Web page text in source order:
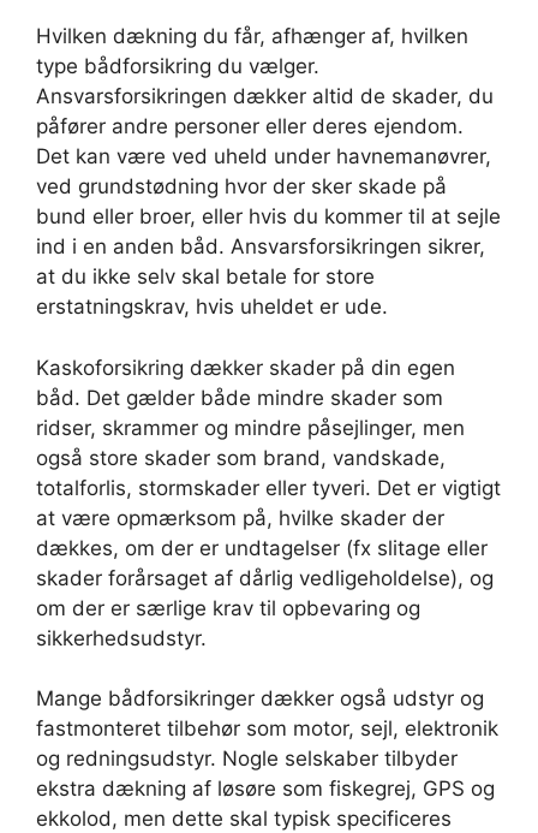
Hvilken dækning du får, afhænger af, hvilken
type bådforsikring du vælger.
Ansvarsforsikringen dækker altid de skader, du
påfører andre personer eller deres ejendom.
Det kan være ved uheld under havnemanøvrer,
ved grundstødning hvor der sker skade på
bund eller broer, eller hvis du kommer til at sejle
ind i en anden båd. Ansvarsforsikringen sikrer,
at du ikke selv skal betale for store
erstatningskrav, hvis uheldet er ude.
Kaskoforsikring dækker skader på din egen
båd. Det gælder både mindre skader som
ridser, skrammer og mindre påsejlinger, men
også store skader som brand, vandskade,
totalforlis, stormskader eller tyveri. Det er vigtigt
at være opmærksom på, hvilke skader der
dækkes, om der er undtagelser (fx slitage eller
skader forårsaget af dårlig vedligeholdelse), og
om der er særlige krav til opbevaring og
sikkerhedsudstyr.
Mange bådforsikringer dækker også udstyr og
fastmonteret tilbehør som motor, sejl, elektronik
og redningsudstyr. Nogle selskaber tilbyder
ekstra dækning af løsøre som fiskegrej, GPS og
ekkolod, men dette skal typisk specificeres